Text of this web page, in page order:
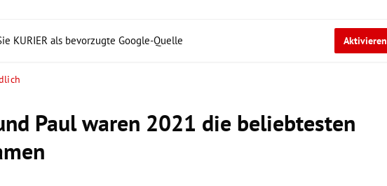
KURIER als bevorzugte Google-Quelle Aktivieren
Paul waren 2021 die beliebtesten